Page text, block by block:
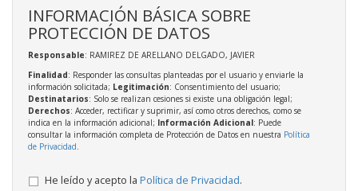
INFORMACIÓN BÁSICA SOBRE
PROTECCIÓN DE DATOS
Responsable: RAMIREZ DE ARELLANO DELGADO, JAVIER
Finalidad: Responder las consultas planteadas por el usuario y enviarle la
información solicitada; Legitimación: Consentimiento del usuario;
Destinatarios: Solo se realizan cesiones si existe una obligación legal;
Derechos: Acceder, rectificar y suprimir, así como otros derechos, como se
indica en la información adicional; Información Adicional: Puede
consultar la información completa de Protección de Datos en nuestra Política
de Privacidad.
He leído y acepto la Política de Privacidad.